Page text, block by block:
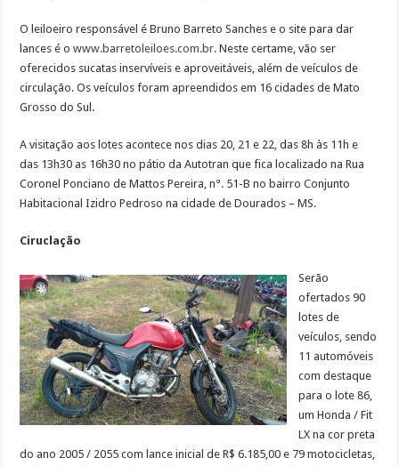
O leiloeiro responsável é Bruno Barreto Sanches e o site para dar
lances é owww.barretoleiloes.com.br. Neste certame, vão ser
oferecidos sucatas inservíveis e aproveitáveis, além de veículos de
circulação. Os veículos foram apreendidos em 16 cidades de Mato
Grosso do Sul.
A visitação aos lotes acontece nos dias 20, 21 e 22, das 8h às 11h e
das 13h30 as 16h30 no pátio da Autotran que fica localizado na Rua
Coronel Ponciano de Mattos Pereira, n°. 51-B no bairro Conjunto
Habitacional Izidro Pedroso na cidade de Dourados – MS.
Ciruclação
Serão
ofertados 90
lotes de
veículos, sendo
11 automóveis
com destaque
para o lote 86,
um Honda / Fit
LX na cor preta
do ano 2005 / 2055 com lance inicial de R$ 6.185,00 e 79 motocicletas,